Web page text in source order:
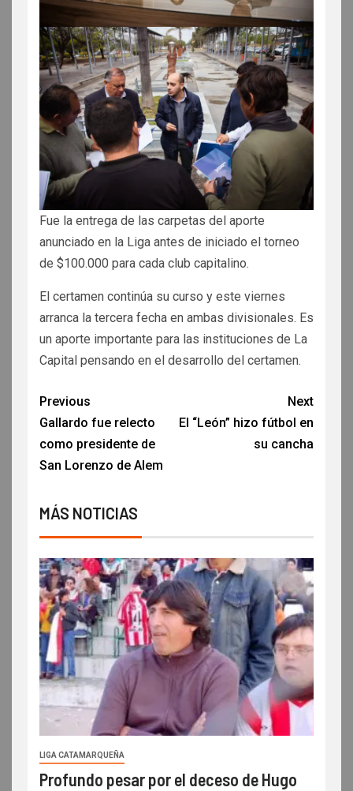
Fue la entrega de las carpetas del aporte
anunciado en la Liga antes de iniciado el torneo
de $100.000 para cada club capitalino.
El certamen continúa su curso y este viernes
arranca la tercera fecha en ambas divisionales. Es
un aporte importante para las instituciones de La
Capital pensando en el desarrollo del certamen.
Previous
Gallardo fue relecto
como presidente de
San Lorenzo de Alem
Next
El “León” hizo fútbol en
su cancha
MÁS NOTICIAS
LIGA CATAMARQUEÑA
Profundo pesar por el deceso de Hugo